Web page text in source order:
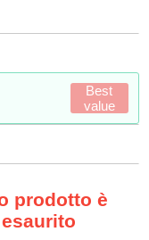
Best
value
prodotto è